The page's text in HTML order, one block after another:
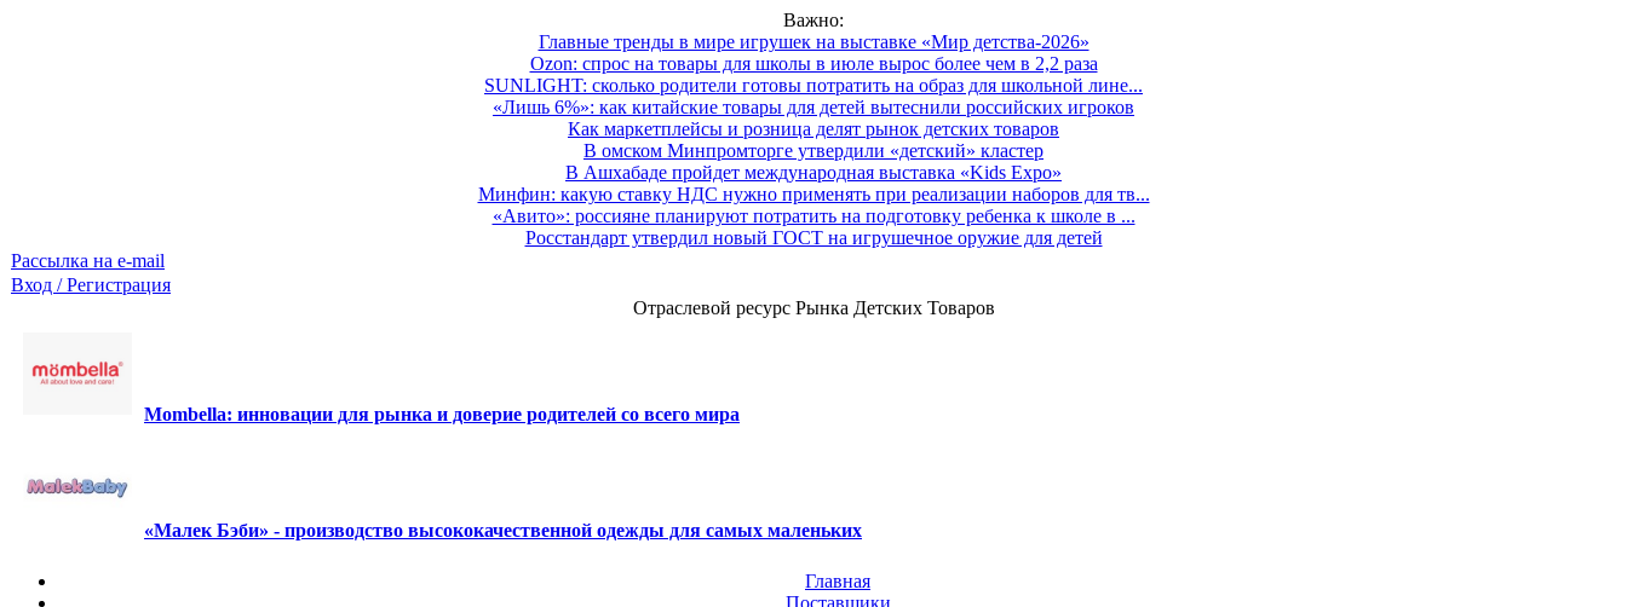
Важно:
Главные тренды в мире игрушек на выставке «Мир детства-2026»
Ozon: спрос на товары для школы в июле вырос более чем в 2,2 раза
SUNLIGHT: сколько родители готовы потратить на образ для школьной лине...
«Лишь 6%»: как китайские товары для детей вытеснили российских игроков
Как маркетплейсы и розница делят рынок детских товаров
В омском Минпромторге утвердили «детский» кластер
В Ашхабаде пройдет международная выставка «Kids Expo»
Минфин: какую ставку НДС нужно применять при реализации наборов для тв...
«Авито»: россияне планируют потратить на подготовку ребенка к школе в ...
Росстандарт утвердил новый ГОСТ на игрушечное оружие для детей
Рассылка на e-mail
Вход / Регистрация
Отраслевой ресурс Рынка Детских Товаров
Mombella: инновации для рынка и доверие родителей со всего мира
«Малек Бэби» - производство высококачественной одежды для самых маленьких
Главная
Поставщики